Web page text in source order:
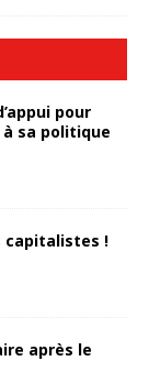
pour
sa politique
capitalistes !
après le